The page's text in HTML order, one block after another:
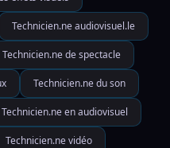
Technicien.ne audiovisuel.le
Technicien.ne de spectacle
Technicien.ne du son
Technicien.ne en audiovisuel
Technicien.ne vidéo